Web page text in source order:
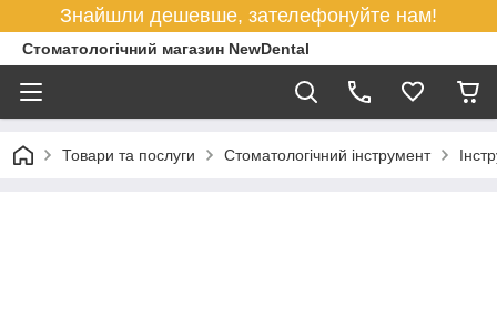
Знайшли дешевше, зателефонуйте нам!
Стоматологічний магазин NewDental
Товари та послуги Стоматологічний інструмент